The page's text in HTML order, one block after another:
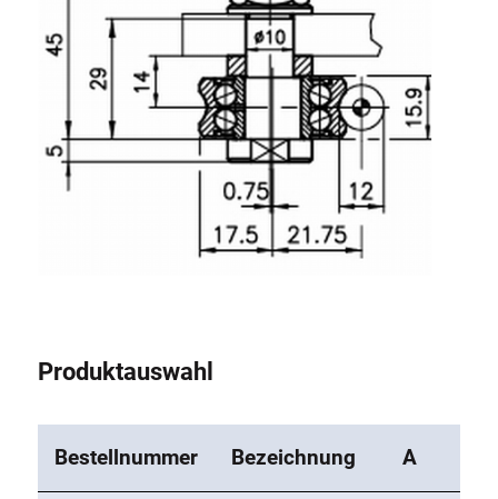
Produktauswahl
Bestellnummer Bezeichnung A